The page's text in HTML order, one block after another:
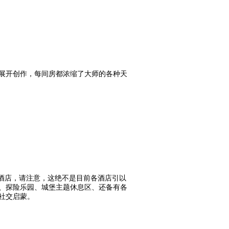
开创作，每间房都浓缩了大师的各种天
店，请注意，这绝不是目前各酒店引以
探险乐园、城堡主题休息区、还备有各
交启蒙。